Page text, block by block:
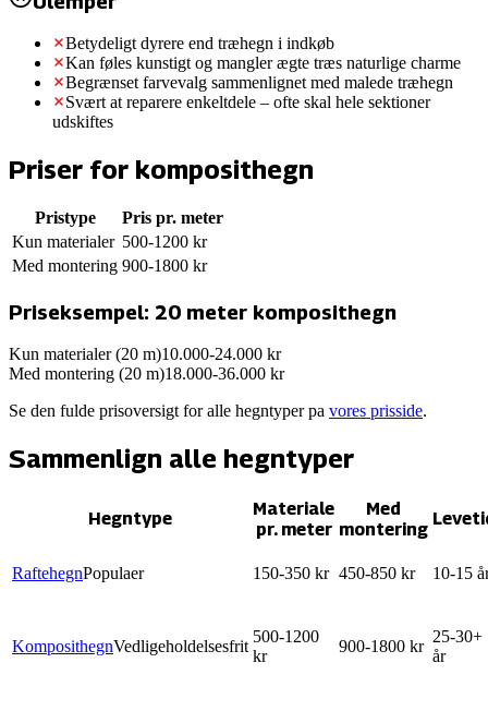
Betydeligt dyrere end træhegn i indkøb
Kan føles kunstigt og mangler ægte træs naturlige charme
Begrænset farvevalg sammenlignet med malede træhegn
Svært at reparere enkeltdele – ofte skal hele sektioner
udskiftes
Priser for komposithegn
Pristype
Pris pr. meter
Kun materialer 500-1200 kr
Med montering 900-1800 kr
Priseksempel: 20 meter komposithegn
Kun materialer (20 m)10.000-24.000 kr
Med montering (20 m)18.000-36.000 kr
Se den fulde prisoversigt for alle hegntyper pa vores prisside.
Sammenlign alle hegntyper
Hegntype
Materiale
pr. meter
Med
montering
RaftehegnPopulaer 150-350 kr 450-850 kr 10-15
KomposithegnVedligeholdelsesfrit
500-1200
kr
900-1800 kr
25-30+
år